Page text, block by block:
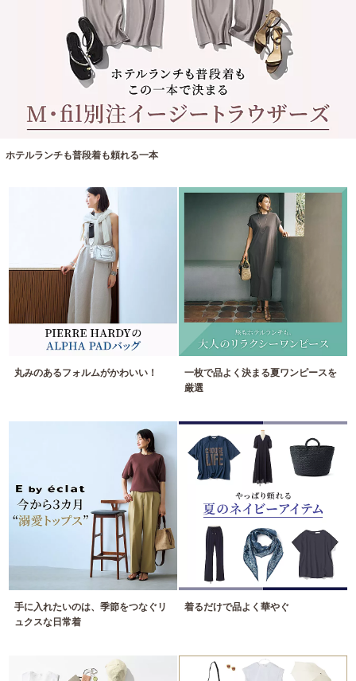
ホテルランチも普段着も頼れる一本
丸みのあるフォルムがかわいい！
一枚で品よく決まる夏ワンピースを
厳選
手に入れたいのは、季節をつなぐリ
ュクスな日常着
着るだけで品よく華やぐ